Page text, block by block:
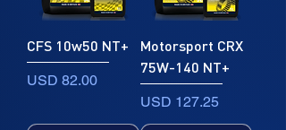
- Altamente resistente a la expulsión;
- Resistente al agua para su uso en
condiciones climáticas adversas;
CFS 10w50 NT+
Precio
USD 82.00
Motorsport CRX
75W-140 NT+
Precio
USD 127.25